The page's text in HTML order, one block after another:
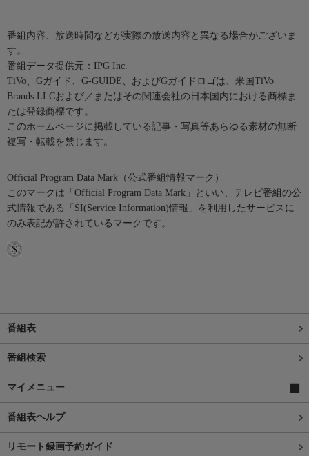
番組内容、放送時間などが実際の放送内容と異なる場合がございま
す。
番組データ提供元：IPG Inc.
TiVo、Gガイド、G-GUIDE、およびGガイドロゴは、米国TiVo
Brands LLCおよび／またはその関連会社の日本国内における商標ま
たは登録商標です。
このホームページに掲載している記事・写真等あらゆる素材の無断
複写・転載を禁じます。
Official Program Data Mark（公式番組情報マーク）
このマークは「Official Program Data Mark」といい、テレビ番組の公
式情報である「SI(Service Information)情報」を利用したサービスに
のみ表記が許されているマークです。
番組表
番組検索
マイメニュー
番組表ヘルプ
リモート録画予約ガイド